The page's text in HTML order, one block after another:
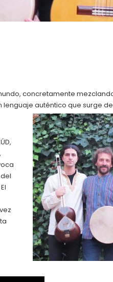
concretamente
lenguaje auténtico que surge